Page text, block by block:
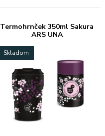
Termohrnček 350ml Sakura
ARS UNA
Skladom